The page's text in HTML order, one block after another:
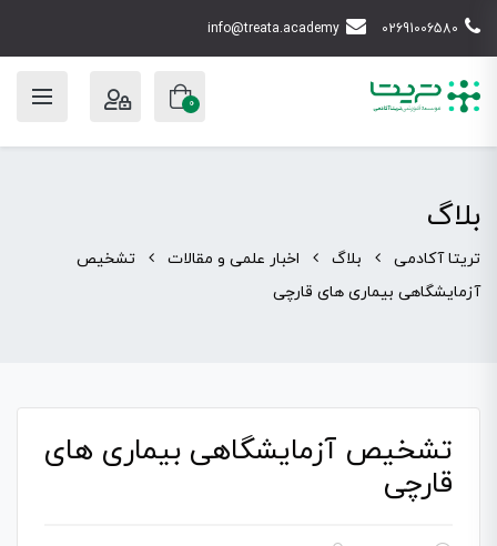
02691006580
info@treata.academy
0
بلاگ
تریتا آکادمی بلاگ اخبار علمی و مقالات
تشخیص
آزمایشگاهی بیماری های قارچی
تشخیص آزمایشگاهی بیماری های
قارچی